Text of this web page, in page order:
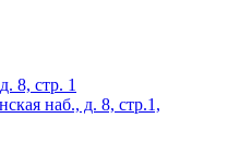
8, стр. 1
наб., д. 8, стр.1,